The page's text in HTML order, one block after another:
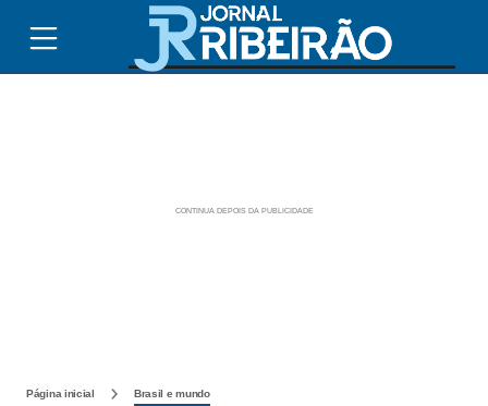
Página inicial Brasil e mundo